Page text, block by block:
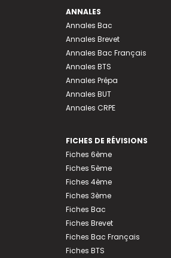
ANNALES
Annales Bac
Annales Brevet
Annales Bac Français
Annales BTS
Annales Prépa
Annales BUT
Annales CRPE
FICHES DE RÉVISIONS
Fiches 6ème
Fiches 5ème
Fiches 4ème
Fiches 3ème
Fiches Bac
Fiches Brevet
Fiches Bac Français
Fiches BTS